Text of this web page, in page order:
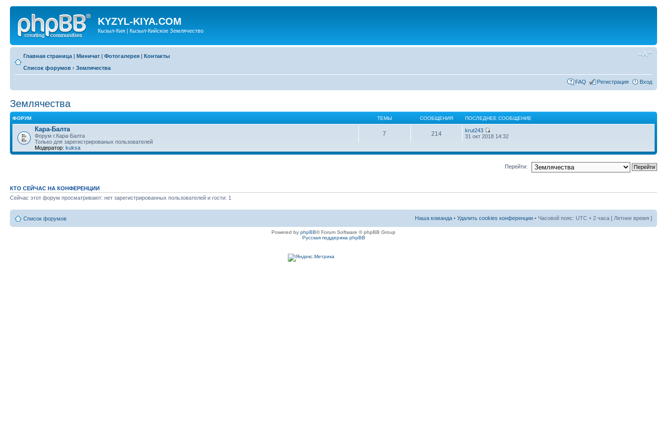
KYZYL-KIYA.COM
Кызыл-Кия | Кызыл-Кийское Землячество
Главная страница | Миничат | Фотогалерея | Контакты
Список форумов ‹ Землячества
FAQ Регистрация Вход
Землячества
ФОРУМ ТЕМЫ СООБЩЕНИЯ ПОСЛЕДНЕЕ СООБЩЕНИЕ
Кара-Балта
Форум г.Кара-Балта
Только для зарегистрированых пользователей
Модератор: kuksa
7 214
krut243
31 окт 2018 14:32
Перейти:
КТО СЕЙЧАС НА КОНФЕРЕНЦИИ
Сейчас этот форум просматривают: нет зарегистрированных пользователей и гости: 1
Список форумов Наша команда • Удалить cookies конференции • Часовой пояс: UTC + 2 часа [ Летнее время ]
Powered by phpBB® Forum Software © phpBB Group
Русская поддержка phpBB